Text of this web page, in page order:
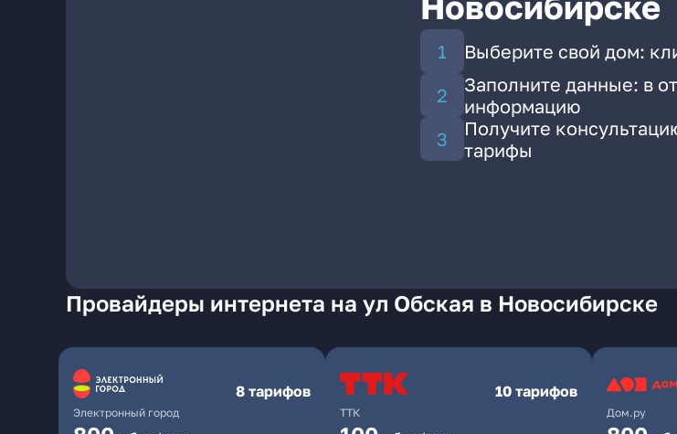
Выберите свой дом:
Заполните данные: в
информацию
Получите
тарифы
Провайдеры интернета на ул Обская в Новосибирске
Электронный город
8 тарифов
ТТК
10 тарифов
Дом.ру